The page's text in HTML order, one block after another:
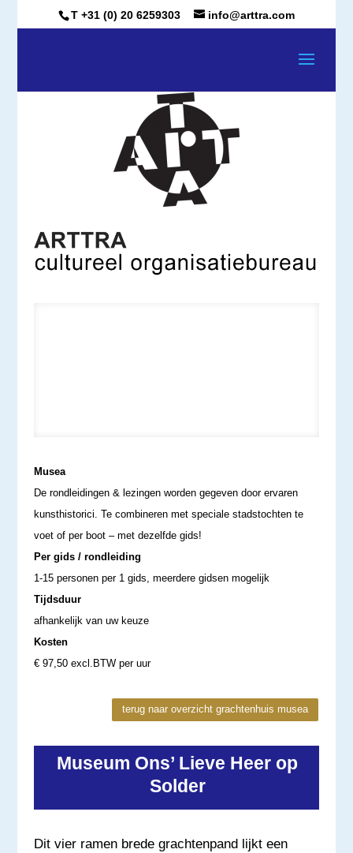
T +31 (0) 20 6259303 info@arttra.com
Musea
De rondleidingen & lezingen worden gegeven door ervaren
kunsthistorici. Te combineren met speciale stadstochten te
voet of per boot – met dezelfde gids!
Per gids / rondleiding
1-15 personen per 1 gids, meerdere gidsen mogelijk
Tijdsduur
afhankelijk van uw keuze
Kosten
€ 97,50 excl.BTW per uur
terug naar overzicht grachtenhuis musea
Museum Ons’ Lieve Heer op
Solder
Dit vier ramen brede grachtenpand lijkt een